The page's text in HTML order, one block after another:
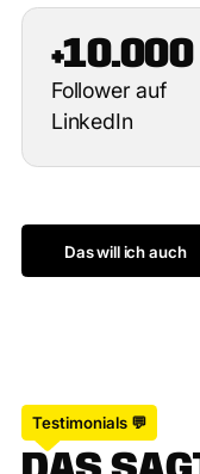
+10.000
Follower auf
LinkedIn
Das will ich auch
Testimonials 💬